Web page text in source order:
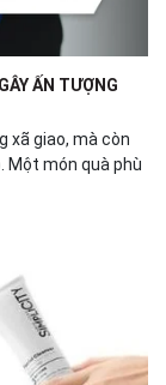
ẤN TƯỢNG
xã giao, mà còn
Một món quà phù